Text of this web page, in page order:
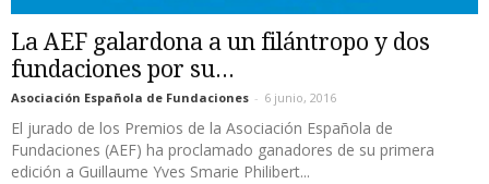
La AEF galardona a un filántropo y dos
fundaciones por su...
Asociación Española de Fundaciones - 6 junio, 2016
El jurado de los Premios de la Asociación Española de
Fundaciones (AEF) ha proclamado ganadores de su primera
edición a Guillaume Yves Smarie Philibert...